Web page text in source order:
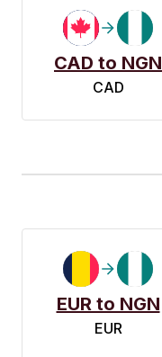
CAD to NGN
CAD
EUR to NGN
EUR